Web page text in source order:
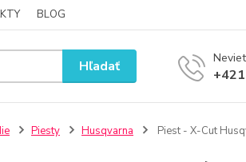
BLOG
Hľadať
Piesty Husqvarna Piest - X-Cut